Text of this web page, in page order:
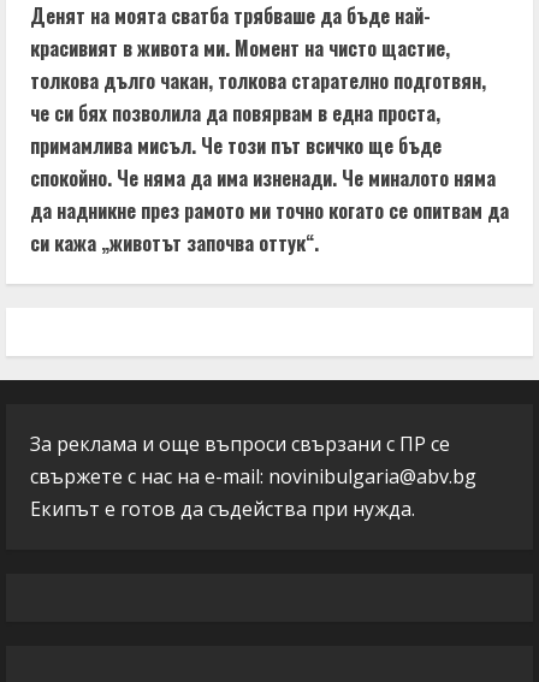
Денят на моята сватба трябваше да бъде най-
красивият в живота ми. Момент на чисто щастие,
толкова дълго чакан, толкова старателно подготвян,
че си бях позволила да повярвам в една проста,
примамлива мисъл. Че този път всичко ще бъде
спокойно. Че няма да има изненади. Че миналото няма
да надникне през рамото ми точно когато се опитвам да
си кажа „животът започва оттук“.
За реклама и още въпроси свързани с ПР се
свържете с нас на e-mail: novinibulgaria@abv.bg
Екипът е готов да съдейства при нужда.